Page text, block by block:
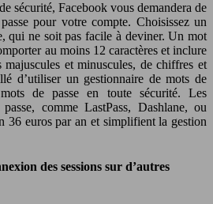
sécurité, Facebook vous demandera de
pour votre compte. Choisissez un
qui ne soit pas facile à deviner. Un mot
au moins 12 caractères et inclure
et minuscules, de chiffres et
d’utiliser un gestionnaire de mots de
de passe en toute sécurité. Les
comme LastPass, Dashlane, ou
36 euros par an et simplifient la gestion
des sessions sur d’autres